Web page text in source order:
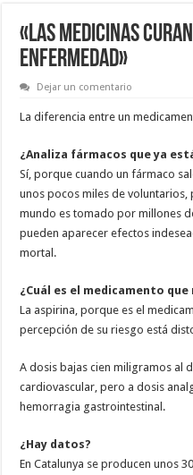
«Las medicinas
enfermedad»
Dejar un comentario
La diferencia entre un
¿Analiza fármacos que ya
Sí, porque cuando un fármaco
unos pocos miles de
mundo es tomado por millones
pueden aparecer efectos
mortal.
¿Cuál es el medicamento
La aspirina, porque es el
percepción de su riesgo está
A dosis bajas cien miligramos al
cardiovascular, pero a dosis
hemorragia gastrointestinal.
¿Hay datos?
En Catalunya se producen unos